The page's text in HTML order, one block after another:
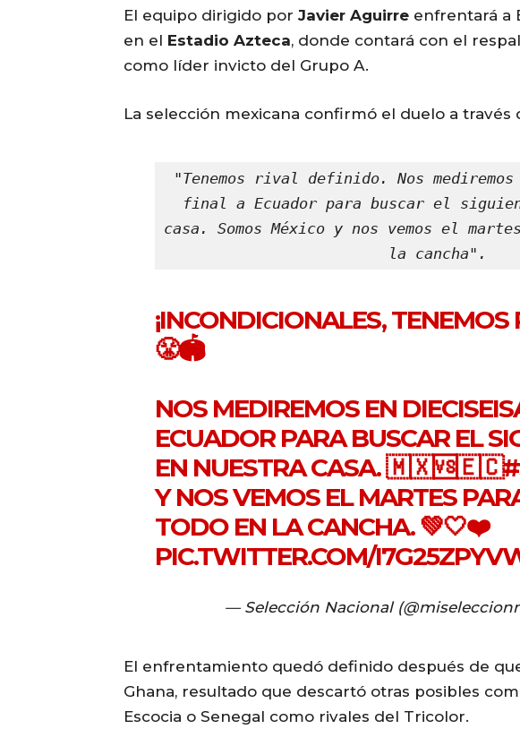
El equipo dirigido por Javier Aguirre enfrentará a
en el Estadio Azteca, donde contará con el
como líder invicto del Grupo A.
La selección mexicana confirmó el duelo a través
"Tenemos rival definido. Nos
final a Ecuador para buscar el
casa. Somos México y nos vemos el
la cancha".
¡INCONDICIONALES,
😤🏟️
NOS MEDIREMOS EN
ECUADOR PARA BUSCAR EL
EN NUESTRA CASA. 🇲🇽🆚🇪🇨
Y NOS VEMOS EL MARTES
TODO EN LA CANCHA. 💚🤍❤️
PIC.TWITTER.COM/
— Selección Nacional
El enfrentamiento quedó definido después de
Ghana, resultado que descartó otras posibles
Escocia o Senegal como rivales del Tricolor.